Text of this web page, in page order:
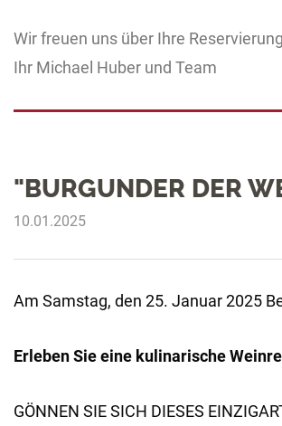
Wir freuen uns über Ihre Reservierung
Ihr Michael Huber und Team
"BURGUNDER DER
10.01.2025
Am Samstag, den 25. Januar 2025
Erleben Sie eine kulinarische
GÖNNEN SIE SICH DIESES